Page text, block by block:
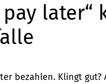
pay
bezahlen. Klingt gut?